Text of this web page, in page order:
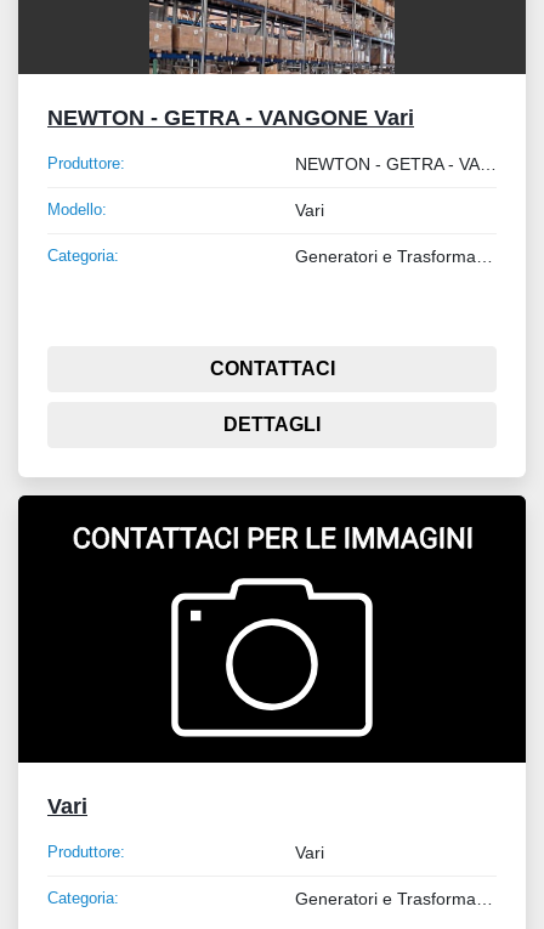
NEWTON - GETRA - VANGONE Vari
Produttore: NEWTON - GETRA - VANGONE
Modello: Vari
Categoria:
CONTATTACI
DETTAGLI
Vari
Produttore: Vari
Categoria: